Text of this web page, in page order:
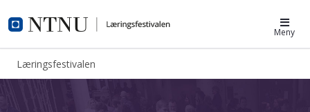
Læringsfestivalen Meny
Læringsfestivalen
Hjem - Læringsfestivalen